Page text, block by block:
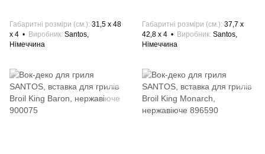
Габаритні розміри (см.) 31,5 x 48
x 4
Виробник Santos,
Німеччина
Габаритні розміри (см.) 37,7 x
42,8 x 4
Виробник Santos,
Німеччина